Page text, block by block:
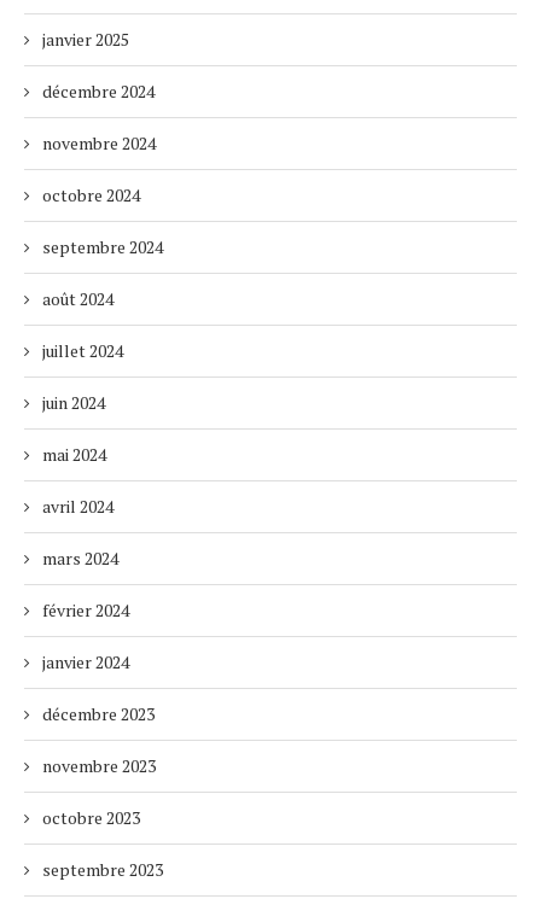
janvier 2025
décembre 2024
novembre 2024
octobre 2024
septembre 2024
août 2024
juillet 2024
juin 2024
mai 2024
avril 2024
mars 2024
février 2024
janvier 2024
décembre 2023
novembre 2023
octobre 2023
septembre 2023